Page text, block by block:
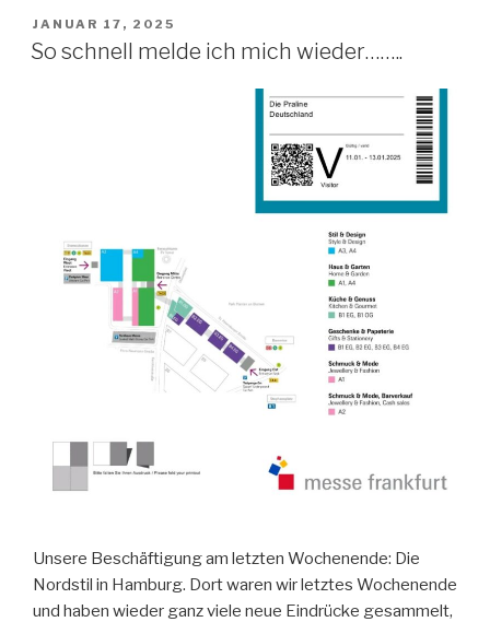
VERÖFFENTLICHT
AM
JANUAR 17, 2025
So schnell melde ich mich wieder……..
Unsere Beschäftigung am letzten Wochenende: Die
Nordstil in Hamburg. Dort waren wir letztes Wochenende
und haben wieder ganz viele neue Eindrücke gesammelt,